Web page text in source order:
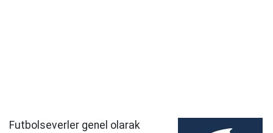
Futbolseverler genel olarak